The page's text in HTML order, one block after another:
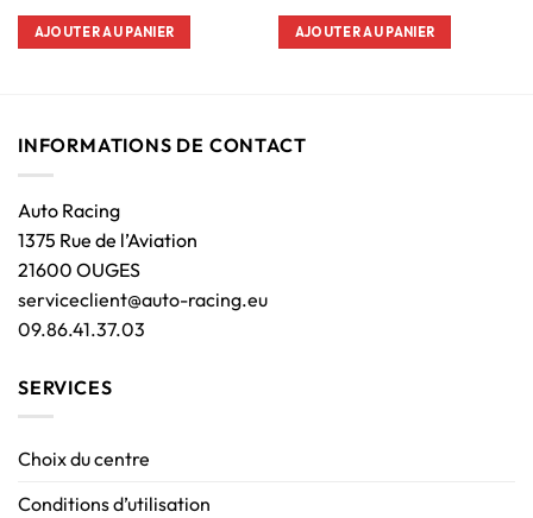
AJOUTER AU PANIER AJOUTER AU PANIER
INFORMATIONS DE CONTACT
Auto Racing
1375 Rue de l’Aviation
21600 OUGES
serviceclient@auto-racing.eu
09.86.41.37.03
SERVICES
Choix du centre
Conditions d’utilisation